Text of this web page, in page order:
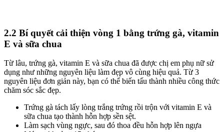
2.2 Bí quyết cải thiện vòng 1 bằng trứng gà, vitamin
E và sữa chua
Từ lâu, trứng gà, vitamin E và sữa chua đã được chị em phụ nữ sử
dụng như những nguyên liệu làm đẹp vô cùng hiệu quả. Từ 3
nguyên liệu đơn giản này, bạn có thể biến tấu thành nhiều công thức
chăm sóc sắc đẹp.
Trứng gà tách lấy lòng trắng trứng rồi trộn với vitamin E và
sữa chua tạo thành hỗn hợp sền sệt.
Làm sạch vùng ngực, sau đó thoa đều hỗn hợp lên ngựa